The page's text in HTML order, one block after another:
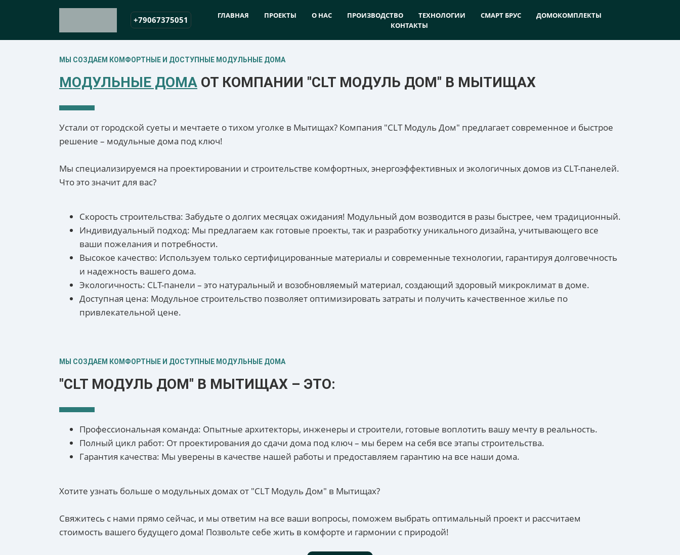
+79067375051 ГЛАВНАЯ ПРОЕКТЫ О НАС ПРОИЗВОДСТВО ТЕХНОЛОГИИ СМАРТ БРУС
ДОМОКОМПЛЕКТЫ
КОНТАКТЫ
МЫ СОЗДАЕМ КОМФОРТНЫЕ И ДОСТУПНЫЕ МОДУЛЬНЫЕ ДОМА
МОДУЛЬНЫЕ ДОМА ОТ КОМПАНИИ "CLT МОДУЛЬ ДОМ" В МЫТИЩАХ
Устали от городской суеты и мечтаете о тихом уголке в Мытищах? Компания "CLT Модуль Дом" предлагает современное и быстрое
решение – модульные дома под ключ!
Мы специализируемся на проектировании и строительстве комфортных, энергоэффективных и экологичных домов из CLT-панелей.
Что это значит для вас?
Скорость строительства: Забудьте о долгих месяцах ожидания! Модульный дом возводится в разы быстрее, чем традиционный.
Индивидуальный подход: Мы предлагаем как готовые проекты, так и разработку уникального дизайна, учитывающего все
ваши пожелания и потребности.
Высокое качество: Используем только сертифицированные материалы и современные технологии, гарантируя долговечность
и надежность вашего дома.
Экологичность: CLT-панели – это натуральный и возобновляемый материал, создающий здоровый микроклимат в доме.
Доступная цена: Модульное строительство позволяет оптимизировать затраты и получить качественное жилье по
привлекательной цене.
МЫ СОЗДАЕМ КОМФОРТНЫЕ И ДОСТУПНЫЕ МОДУЛЬНЫЕ ДОМА
"CLT МОДУЛЬ ДОМ" В МЫТИЩАХ – ЭТО:
Профессиональная команда: Опытные архитекторы, инженеры и строители, готовые воплотить вашу мечту в реальность.
Полный цикл работ: От проектирования до сдачи дома под ключ – мы берем на себя все этапы строительства.
Гарантия качества: Мы уверены в качестве нашей работы и предоставляем гарантию на все наши дома.
Хотите узнать больше о модульных домах от "CLT Модуль Дом" в Мытищах?
Свяжитесь с нами прямо сейчас, и мы ответим на все ваши вопросы, поможем выбрать оптимальный проект и рассчитаем
стоимость вашего будущего дома! Позвольте себе жить в комфорте и гармонии с природой!